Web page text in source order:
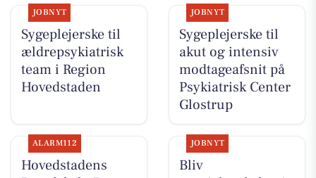
JOBNYT
Sygeplejerske til
ældrepsykiatrisk
team i Region
Hovedstaden
JOBNYT
Sygeplejerske til
akut og intensiv
modtageafsnit på
Psykiatrisk Center
Glostrup
ALARM112
Hovedstadens
JOBNYT
Bliv